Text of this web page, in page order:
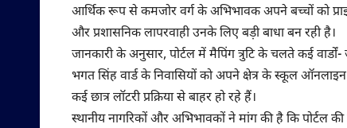
आर्थिक रूप से कमजोर वर्ग के अभिभावक अपने बच्चों को
और प्रशासनिक लापरवाही उनके लिए बड़ी बाधा बन रही है।
जानकारी के अनुसार, पोर्टल में मैपिंग त्रुटि के चलते कई
भगत सिंह वार्ड के निवासियों को अपने क्षेत्र के स्कूल
कई छात्र लॉटरी प्रक्रिया से बाहर हो रहे हैं।
स्थानीय नागरिकों और अभिभावकों ने मांग की है कि पोर्टल